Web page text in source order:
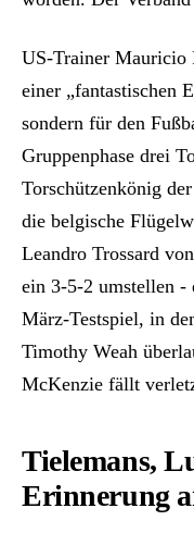
US-Trainer Mauricio
einer „fantastischen
sondern für den
Gruppenphase drei
Torschützenkönig
die belgische
Leandro Trossard
ein 3-5-2 umstellen -
März-Testspiel, in
Timothy Weah
McKenzie fällt
Tielemans,
Erinnerung